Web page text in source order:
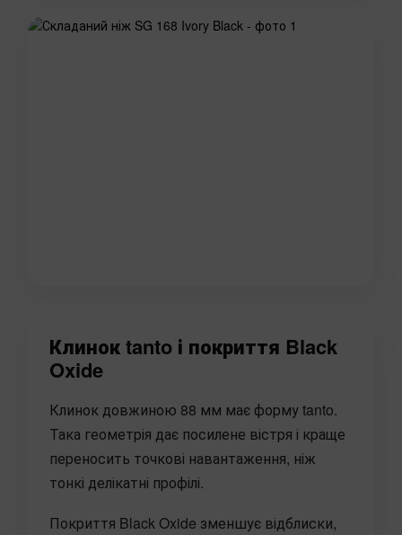
Клинок tanto і покриття Black
Oxide
Клинок довжиною 88 мм має форму tanto.
Така геометрія дає посилене вістря і краще
переносить точкові навантаження, ніж
тонкі делікатні профілі.
Покриття Black Oxide зменшує відблиски,